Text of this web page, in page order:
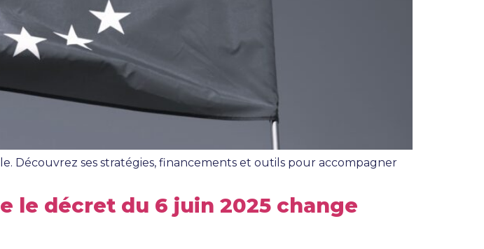
Découvrez ses stratégies, financements et outils pour accompagner
le décret du 6 juin 2025 change